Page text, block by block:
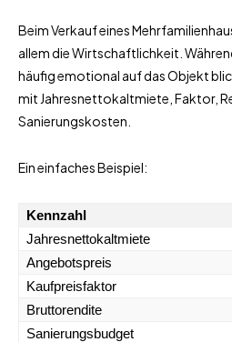
Beim Verkauf eines
allem die Wirtschaftlichkeit.
häufig emotional auf das Objekt
mit Jahresnettokaltmiete, Faktor,
Sanierungskosten.
Ein einfaches Beispiel:
Kennzahl
Jahresnettokaltmiete
Angebotspreis
Kaufpreisfaktor
Bruttorendite
Sanierungsbudget